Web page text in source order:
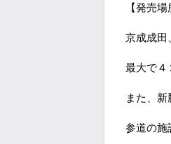
【発売場
京成成田
最大で４
また、
参道の施